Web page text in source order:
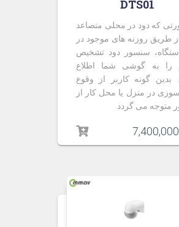
DTS01
که دود در محلی متصاعد
طریق روزنه های موجود در
سنسور دود تشخیص
را به گوشی شما اطلاع
بدین گونه کاربر از وقوع
در منزل یا محل کار از
متوجه می گردد.
7,400,000